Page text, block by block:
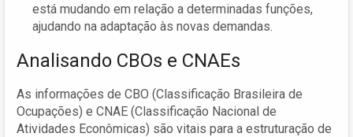
está mudando em relação a determinadas funções,
ajudando na adaptação às novas demandas.
Analisando CBOs e CNAEs
As informações de CBO (Classificação Brasileira de
Ocupações) e CNAE (Classificação Nacional de
Atividades Econômicas) são vitais para a estruturação de